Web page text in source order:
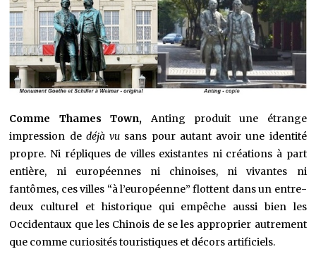
Comme Thames Town, Anting produit une étrange
impression de déjà vu sans pour autant avoir une identité
propre. Ni répliques de villes existantes ni créations à part
entière, ni européennes ni chinoises, ni vivantes ni
fantômes, ces villes “à l’européenne” flottent dans un entre-
deux culturel et historique qui empêche aussi bien les
Occidentaux que les Chinois de se les approprier autrement
que comme curiosités touristiques et décors artificiels.